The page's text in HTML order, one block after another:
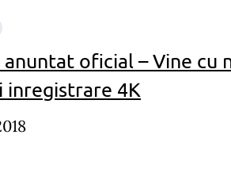
anuntat oficial – Vine cu
inregistrare 4K